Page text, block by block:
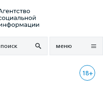
поиск меню
18+